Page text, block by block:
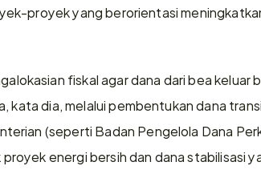
proyek yang berorientasi
fiskal agar dana dari bea keluar
kata dia, melalui pembentukan dana
(seperti Badan Pengelola Dana
energi bersih dan dana stabilisasi